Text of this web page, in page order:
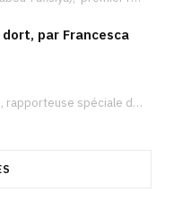
par Francesca
Francesca Albanese, rapporteuse spéciale de l’ONU sur les territoires palestiniens occupés, était à Tunis pour…